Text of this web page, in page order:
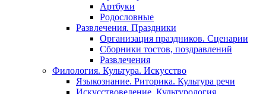
Артбуки
Родословные
Развлечения. Праздники
Организация праздников. Сценарии
Сборники тостов, поздравлений
Развлечения
Филология. Культура. Искусство
Языкознание. Риторика. Культура речи
Искусствоведение. Культурология